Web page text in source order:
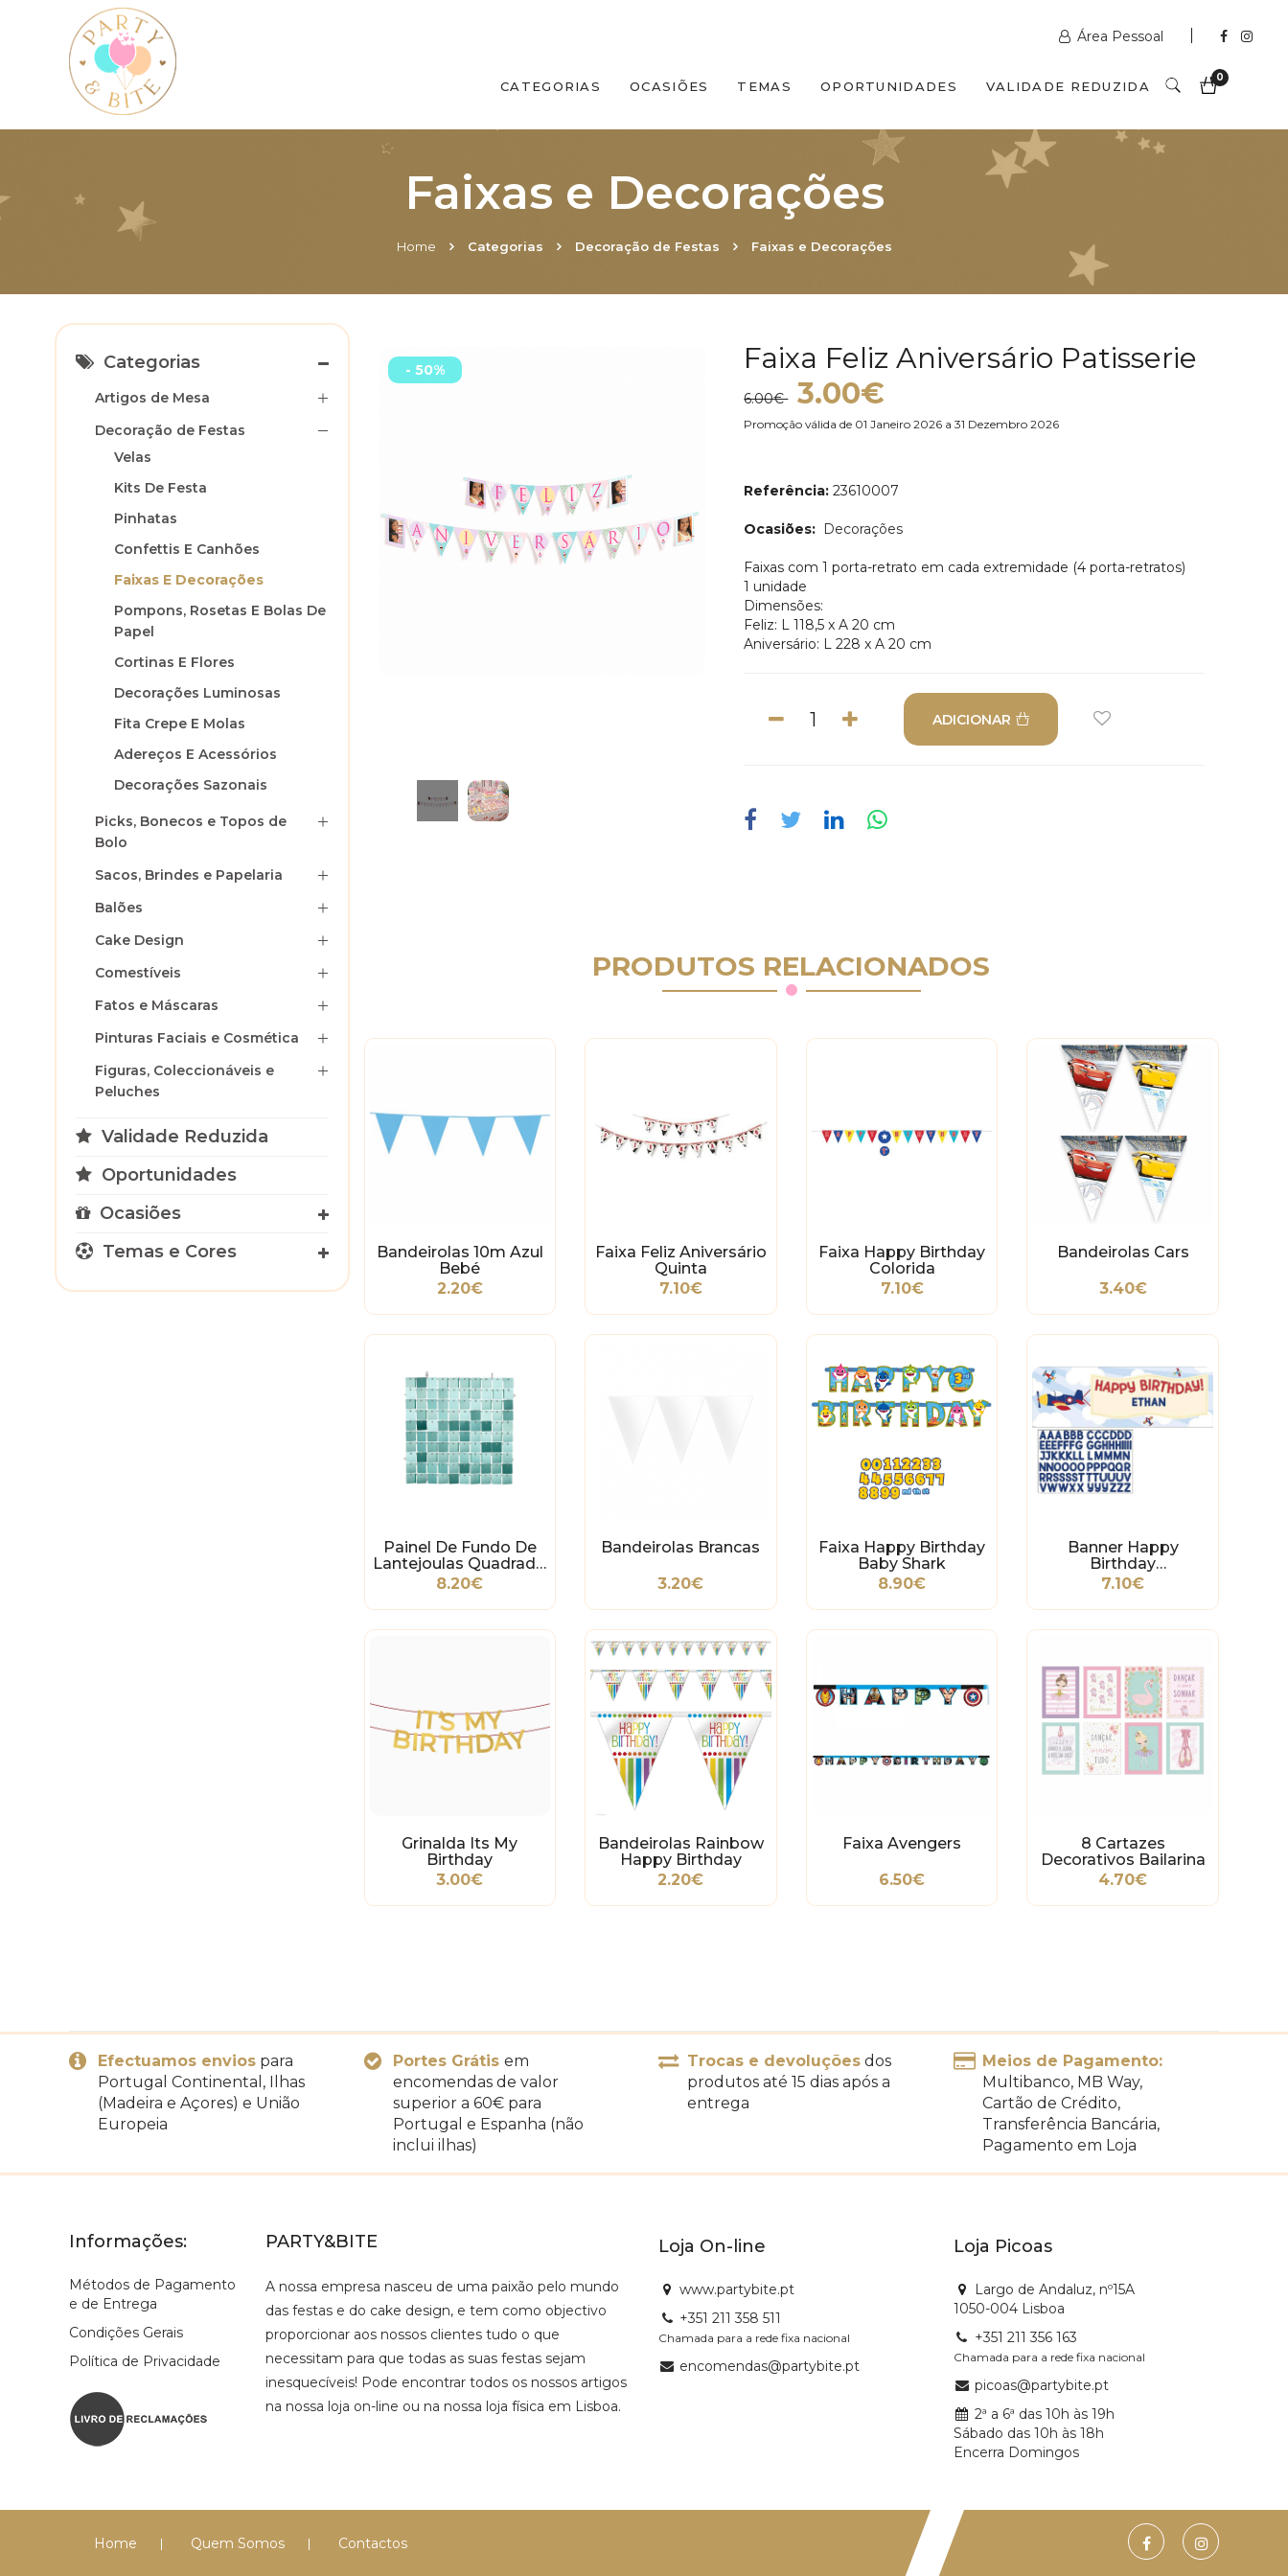
Área Pessoal
CATEGORIAS OCASIÕES TEMAS OPORTUNIDADES VALIDADE REDUZIDA
0
Faixas e Decorações
Home Categorias Decoração de Festas Faixas e Decorações
Categorias
Artigos de Mesa
Decoração de Festas
Velas
Kits De Festa
Pinhatas
Confettis E Canhões
Faixas E Decorações
Pompons, Rosetas E Bolas De
Papel
Cortinas E Flores
Decorações Luminosas
Fita Crepe E Molas
Adereços E Acessórios
Decorações Sazonais
Picks, Bonecos e Topos de
Bolo
Sacos, Brindes e Papelaria
Balões
Cake Design
Comestíveis
Fatos e Máscaras
Pinturas Faciais e Cosmética
Figuras, Coleccionáveis e
Peluches
Validade Reduzida
Oportunidades
Ocasiões
Temas e Cores
- 50% Faixa Feliz Aniversário Patisserie
6.00€ 3.00€
Promoção válida de 01 Janeiro 2026 a 31 Dezembro 2026
Referência: 23610007
Ocasiões: Decorações
Faixas com 1 porta-retrato em cada extremidade (4 porta-retratos)
1 unidade
Dimensões:
Feliz: L 118,5 x A 20 cm
Aniversário: L 228 x A 20 cm
ADICIONAR
PRODUTOS RELACIONADOS
Bandeirolas 10m Azul
Bebé
2.20€
Faixa Feliz Aniversário
Quinta
7.10€
Faixa Happy Birthday
Colorida
7.10€
Bandeirolas Cars
3.40€
Painel De Fundo De
Lantejoulas Quadrado
- Turquesa
8.20€
Bandeirolas Brancas
3.20€
Faixa Happy Birthday
Baby Shark
8.90€
Banner Happy
Birthday
Personalizável Aviões
7.10€
Grinalda Its My
Birthday
3.00€
Bandeirolas Rainbow
Happy Birthday
2.20€
Faixa Avengers
6.50€
8 Cartazes
Decorativos Bailarina
4.70€
Efectuamos envios para
Portugal Continental, Ilhas
(Madeira e Açores) e União
Europeia
Portes Grátis em
encomendas de valor
superior a 60€ para
Portugal e Espanha (não
inclui ilhas)
Trocas e devoluções dos
produtos até 15 dias após a
entrega
Meios de Pagamento:
Multibanco, MB Way,
Cartão de Crédito,
Transferência Bancária,
Pagamento em Loja
Informações:
Métodos de Pagamento
e de Entrega
Condições Gerais
Política de Privacidade
PARTY&BITE
A nossa empresa nasceu de uma paixão pelo mundo
das festas e do cake design, e tem como objectivo
proporcionar aos nossos clientes tudo o que
necessitam para que todas as suas festas sejam
inesquecíveis! Pode encontrar todos os nossos artigos
na nossa loja on-line ou na nossa loja física em Lisboa.
Loja On-line
www.partybite.pt
+351 211 358 511
Chamada para a rede fixa nacional
encomendas@partybite.pt
Loja Picoas
Largo de Andaluz, nº15A
1050-004 Lisboa
+351 211 356 163
Chamada para a rede fixa nacional
picoas@partybite.pt
2ª a 6ª das 10h às 19h
Sábado das 10h às 18h
Encerra Domingos
Home Quem Somos Contactos